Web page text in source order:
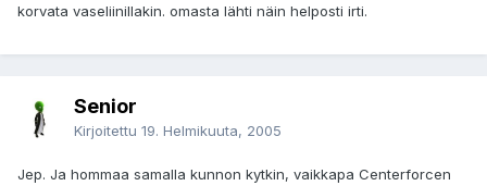
korvata vaseliinillakin. omasta lähti näin helposti irti.
Senior
Kirjoitettu 19. Helmikuuta, 2005
Jep. Ja hommaa samalla kunnon kytkin, vaikkapa Centerforcen